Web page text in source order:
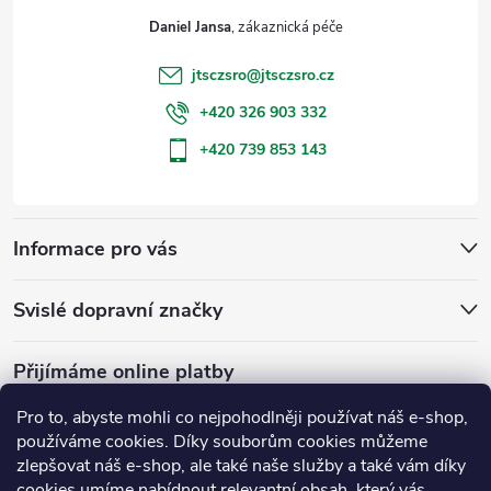
Pro to, abyste mohli co nejpohodlněji používat náš e-shop,
používáme cookies. Díky souborům cookies můžeme
zlepšovat náš e-shop, ale také naše služby a také vám díky
Informace pro vás
Svislé dopravní značky
Přijímáme online platby
Daniel Jansa
jtsczsro@jtsczsro.cz
+420 326 903 332
+420 739 853 143